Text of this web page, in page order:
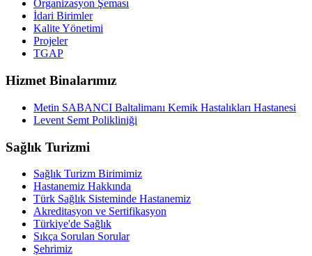
Organizasyon Şeması
İdari Birimler
Kalite Yönetimi
Projeler
TGAP
Hizmet Binalarımız
Metin SABANCI Baltalimanı Kemik Hastalıkları Hastanesi
Levent Semt Polikliniği
Sağlık Turizmi
Sağlık Turizm Birimimiz
Hastanemiz Hakkında
Türk Sağlık Sisteminde Hastanemiz
Akreditasyon ve Sertifikasyon
Türkiye'de Sağlık
Sıkça Sorulan Sorular
Şehrimiz